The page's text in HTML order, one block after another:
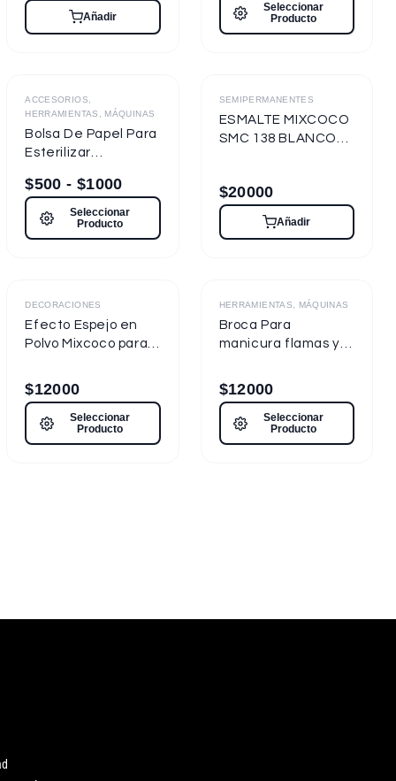
Añadir
Seleccionar
Producto
ACCESORIOS,
HERRAMIENTAS, MÁQUINAS
Bolsa De Papel Para
Esterilizar
$500 - $1000
Seleccionar
Producto
Destacado
SEMIPERMANENTES
ESMALTE MIXCOCO
SMC 138 BLANCO
$20000
Añadir
Destacado
DECORACIONES
Efecto Espejo en
Polvo Mixcoco para
$12000
Seleccionar
Producto
HERRAMIENTAS, MÁQUINAS
Broca Para
manicura flamas y
$12000
Seleccionar
Producto